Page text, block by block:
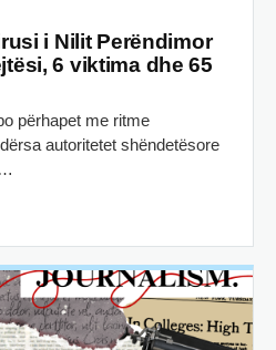
i Nilit Perëndimor
6 viktima dhe 65
përhapet me ritme
autoritetet shëndetësore